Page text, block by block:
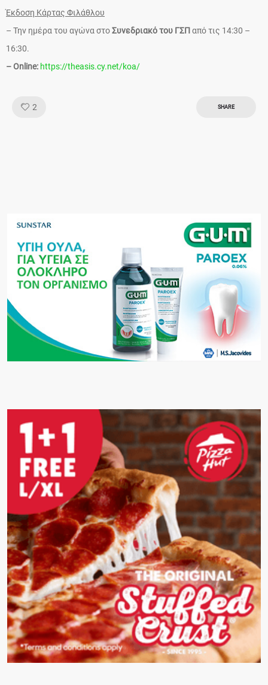
Έκδοση Κάρτας Φιλάθλου
– Την ημέρα του αγώνα στοΣυνεδριακό του ΓΣΠ από τις 14:30 –
16:30.
– Online: https://theasis.cy.net/koa/
2 SHARE